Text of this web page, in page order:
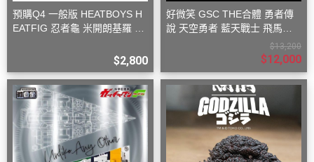
預購Q4 一般版 HEATBOYS H
EATFIG 忍者龜 米開朗基羅 1/
$2,800
好微笑 GSC THE合體 勇者傳
說 天空勇者 藍天戰士 飛馬戰
$13,200
$12,000